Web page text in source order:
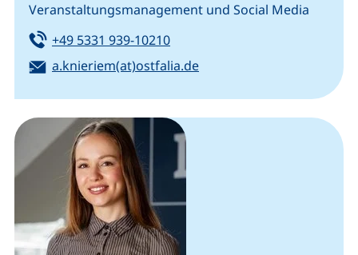
Veranstaltungsmanagement und Social Media
Tel:
+49 5331 939-10210(startet einen Telefonanruf,
E-Mail:
a.knieriem(at)ostfalia.de(öffnet Ihr E-Mail-